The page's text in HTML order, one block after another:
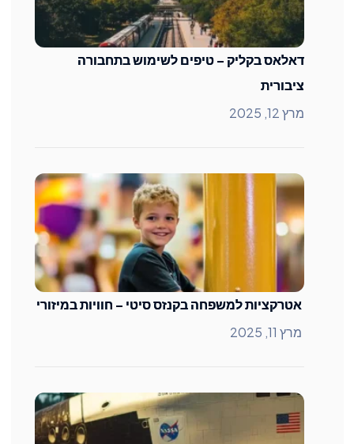
דאלאס בקליק – טיפים לשימוש בתחבורה
ציבורית
מרץ 12, 2025
אטרקציות למשפחה בקנזס סיטי – חוויות במיזורי
מרץ 11, 2025